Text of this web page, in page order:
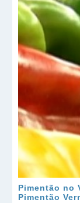
Pimentão no
Pimentão